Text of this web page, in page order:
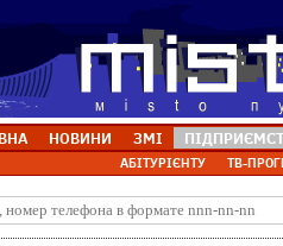
НОВИНИ ЗМІ
АБІТУРІЄНТУ ТВ-